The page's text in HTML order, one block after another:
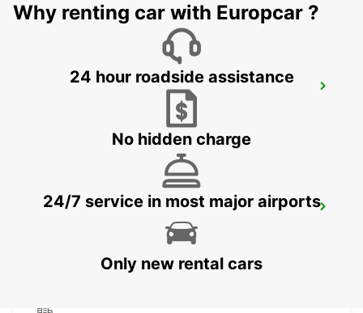
CHEMNITZ
Why renting car with Europcar ?
24 hour roadside assistance
No hidden charge
24/7 service in most major airports
Only new rental cars